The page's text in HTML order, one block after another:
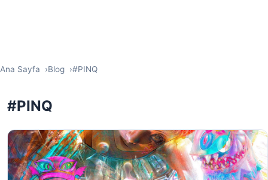
Ana Sayfa Blog #PINQ
#PINQ